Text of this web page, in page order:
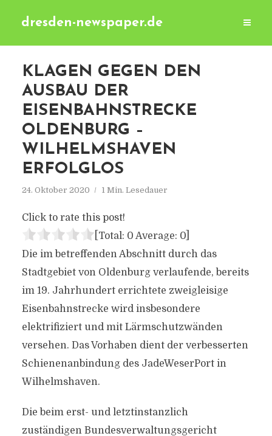
dresden-newspaper.de
KLAGEN GEGEN DEN
AUSBAU DER
EISENBAHNSTRECKE
OLDENBURG –
WILHELMSHAVEN
ERFOLGLOS
24. Oktober 2020 1 Min. Lesedauer
Click to rate this post!
[Total: 0 Average: 0]
Die im betreffenden Abschnitt durch das
Stadtgebiet von Oldenburg verlaufende, bereits
im 19. Jahrhundert errichtete zweigleisige
Eisenbahnstrecke wird insbesondere
elektrifiziert und mit Lärmschutzwänden
versehen. Das Vorhaben dient der verbesserten
Schienenanbindung des JadeWeserPort in
Wilhelmshaven.
Die beim erst- und letztinstanzlich
zuständigen Bundesverwaltungsgericht